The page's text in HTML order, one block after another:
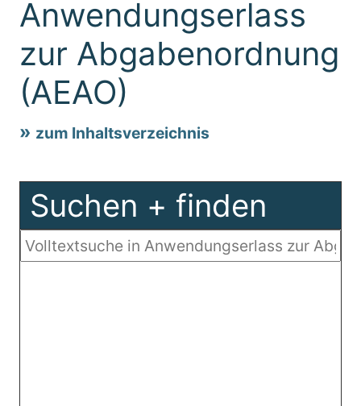
Anwendungserlass
zur Abgabenordnung
(AEAO)
zum Inhaltsverzeichnis
Suchen + finden